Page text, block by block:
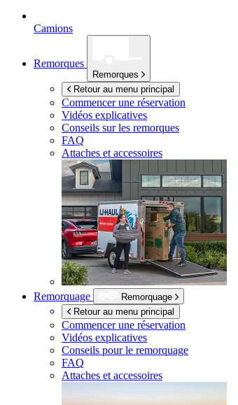
Camions
Remorques
Remorques
Retour au menu principal
Commencer une réservation
Vidéos explicatives
Conseils sur les remorques
FAQ
Attaches et accessoires
Remorquage
Remorquage
Retour au menu principal
Commencer une réservation
Vidéos explicatives
Conseils pour le remorquage
FAQ
Attaches et accessoires